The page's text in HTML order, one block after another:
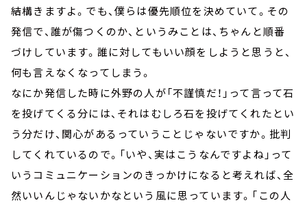
結構きますよ。でも、僕らは優先順位を決めていて。その
発信で、誰が傷つくのか、というみことは、ちゃんと順番
づけしています。誰に対してもいい顔をしようと思うと、
何も言えなくなってしまう。
なにか発信した時に外野の人が「不謹慎だ！」って言って石
を投げてくる分には、それはむしろ石を投げてくれたとい
う分だけ、関心があるっていうことじゃないですか。批判
してくれているので。「いや、実はこうなんですよね」って
いうコミュニケーションのきっかけになると考えれば、全
然いいんじゃないかなという風に思っています。「この人